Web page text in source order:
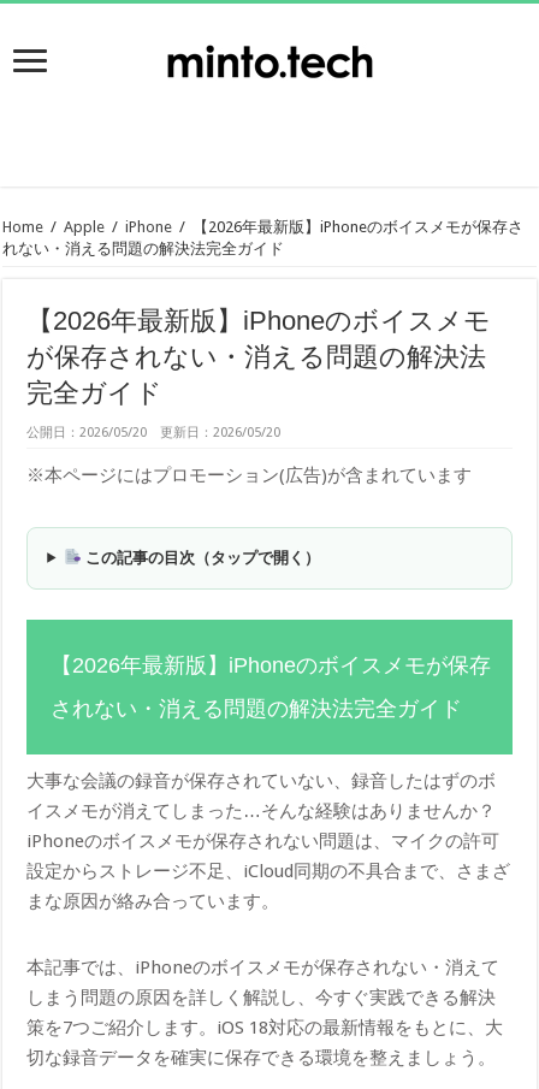
Home / Apple / iPhone /
【2026年最新版】iPhoneのボイスメモが保存さ
れない・消える問題の解決法完全ガイド
【2026年最新版】iPhoneのボイスメモ
が保存されない・消える問題の解決法
完全ガイド
公開日：2026/05/20 更新日：2026/05/20
※本ページにはプロモーション(広告)が含まれています
この記事の目次（タップで開く）
【2026年最新版】iPhoneのボイスメモが保存
されない・消える問題の解決法完全ガイド
大事な会議の録音が保存されていない、録音したはずのボ
イスメモが消えてしまった…そんな経験はありませんか？
iPhoneのボイスメモが保存されない問題は、マイクの許可
設定からストレージ不足、iCloud同期の不具合まで、さまざ
まな原因が絡み合っています。
本記事では、iPhoneのボイスメモが保存されない・消えて
しまう問題の原因を詳しく解説し、今すぐ実践できる解決
策を7つご紹介します。iOS 18対応の最新情報をもとに、大
切な録音データを確実に保存できる環境を整えましょう。